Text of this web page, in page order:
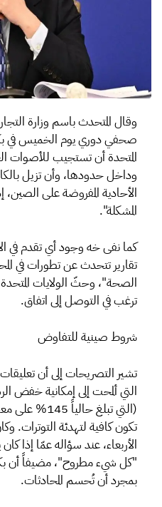
وقال المتحدث باسم وزارة
صحفي دوري يوم الخميس في
المتحدة أن تستجيب للأصوات
وداخل حدودها، وأن تزيل
الأحادية المفروضة على
المشكلة".
كما نفى خه وجود أي تقدم في
تقارير تتحدث عن تطورات في
الصحة"، وحثّ الولايات
ترغب في التوصل إلى اتفاق.
شروط صينية للتفاوض
تشير التصريحات إلى أن
التي ألمحت إلى إمكانية خفض
(التي تبلغ
تكون كافية لتهدئة التوترات.
الأربعاء، عند سؤاله عمّا إذا
"كل شيء مطروح"، مضيفاً أن
بمجرد أن تُحسم المحادثات.